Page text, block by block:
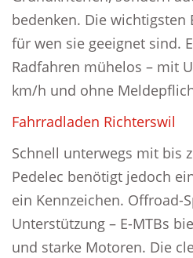
bedenken. Die wichtigsten
für wen sie geeignet sind.
Radfahren mühelos – mit
km/h und ohne
Fahrradladen Richterswil
Schnell unterwegs mit bis
Pedelec benötigt jedoch
ein Kennzeichen. Offroad-
Unterstützung – E-MTBs
und starke Motoren. Die